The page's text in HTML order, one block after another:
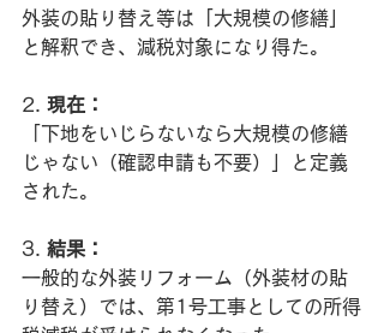
外装の貼り替え等は「大規模の修繕」
と解釈でき、減税対象になり得た。
2. 現在：
「下地をいじらないなら大規模の修繕
じゃない（確認申請も不要）」と定義
された。
3. 結果：
一般的な外装リフォーム（外装材の貼
り替え）では、第1号工事としての所得